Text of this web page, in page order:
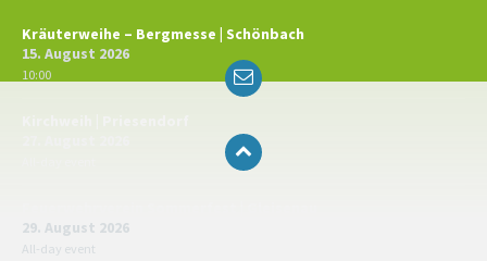
Kräuterweihe – Bergmesse | Schönbach
15. August 2026
10:00
29. August 2026
All-day event
Email